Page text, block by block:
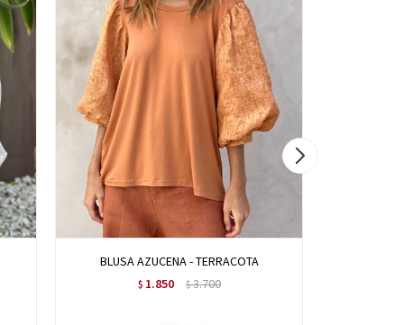
BLUSA AZUCENA - TERRACOTA
$ 1.850 $3.700